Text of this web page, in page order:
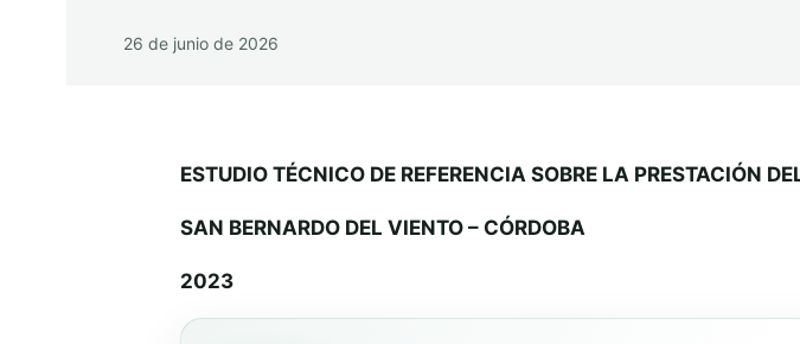
26 de junio de 2026
ESTUDIO TÉCNICO DE REFERENCIA SOBRE LA PRESTACIÓN
SAN BERNARDO DEL VIENTO – CÓRDOBA
2023